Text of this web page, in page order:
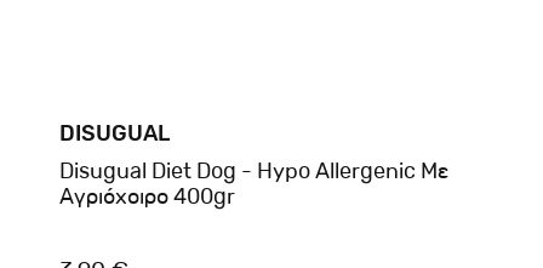
DISUGUAL
Disugual Diet Dog - Hypo Allergenic Με
Αγριόχοιρο 400gr